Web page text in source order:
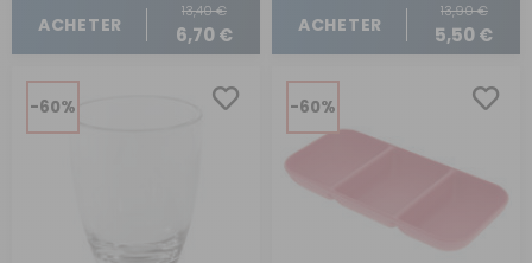
ACHETER
13,40 €
6,70 € ACHETER
13,90 €
5,50 €
-60% -60%